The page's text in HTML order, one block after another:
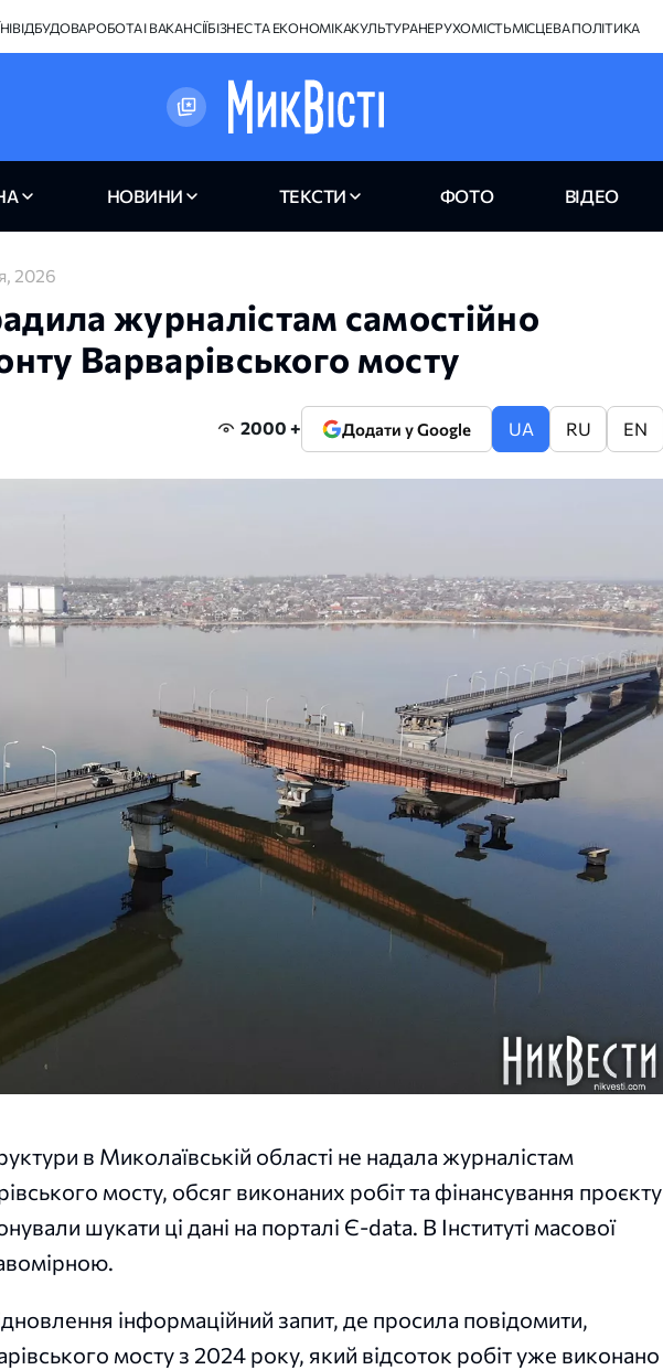
ВІДБУДОВАРОБОТА І ВАКАНСІЇБІЗНЕС ТА ЕКОНОМІКАКУЛЬТУРАНЕРУХОМІСТЬМІСЦЕВА ПОЛІТИКА
НОВИНИ ТЕКСТИ ФОТО ВІДЕО
2026
журналістам самостійно
Варварівського мосту
2000 + Додати у Google UA RU EN
в Миколаївській області не надала журналістам
мосту, обсяг виконаних робіт та фінансування проєкту
шукати ці дані на порталі Є-data. В Інституті масової
інформаційний запит, де просила повідомити,
мосту з 2024 року, який відсоток робіт уже виконано